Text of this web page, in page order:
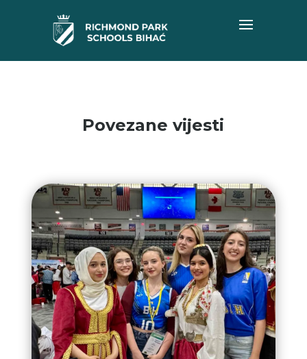
Povezane vijesti